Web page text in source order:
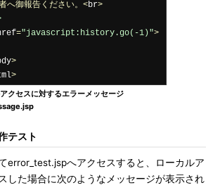
へ御報告ください。<br>
="javascript:history.go(-1)">
>
>
クセスに対するエラーメッセージ
テスト
error_test.jspへアクセスすると、ローカルア
した場合に次のようなメッセージが表示され